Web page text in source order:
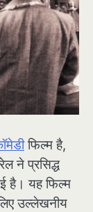
फिल्म है,
ने प्रसिद्ध
है। यह फिल्म
उल्लेखनीय